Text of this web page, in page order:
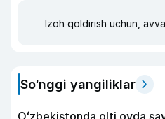
Izoh qoldirish uchun,
So‘nggi yangiliklar